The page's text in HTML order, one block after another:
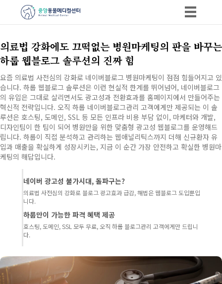
의료법 강화에도 끄떡없는 병원마케팅의 판을 바꾸는
하룹 웹블로그 솔루션의 진짜 힘
요즘 의료법 사전심의 강화로 네이버블로그 병원마케팅이 점점 힘들어지고 있
습니다. 하룹 웹블로그 솔루션은 이런 현실적 한계를 뛰어넘어, 네이버블로그
의 유입은 그대로 살리면서도 광고성과 전환효과를 홈페이지에서 만들어주는
혁신적 전략입니다. 오직 하룹 네이버블로그관리 고객에게만 제공되는 이 솔
루션은 호스팅, 도메인, SSL 등 모든 인프라 비용 부담 없이, 마케터와 개발,
디자인팀이 한 팀이 되어 병원만을 위한 맞춤형 광고성 웹블로그를 운영해드
립니다. 하룹이 직접 분석하고 관리하는 웹애널리틱스까지 더해 신규환자 유
입과 매출을 확실하게 성장시키는, 지금 이 순간 가장 안전하고 확실한 병원마
케팅의 해답입니다.
네이버 광고성 불가시대, 돌파구는?
의료법 사전심의 강화로 블로그 광고효과 급감, 해법은 웹블로그 도입뿐입
니다.
하룹만이 가능한 파격 혜택 제공
호스팅, 도메인, SSL 모두 무료, 오직 하룹 블로그관리 고객에게만 드립니
다.